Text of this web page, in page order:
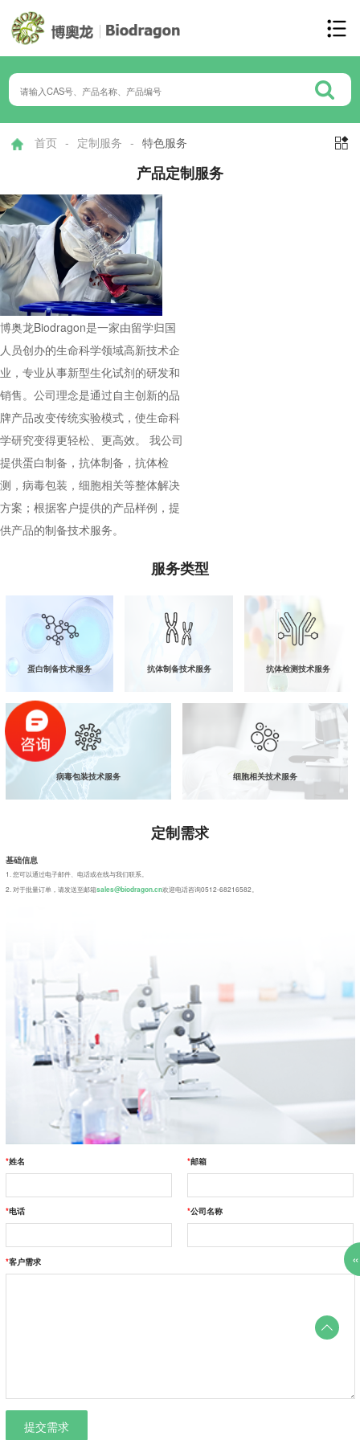
首页 - 定制服务 - 特色服务 
产品定制服务
博奥龙Biodragon是一家由留学归国
人员创办的生命科学领域高新技术企
业，专业从事新型生化试剂的研发和
销售。公司理念是通过自主创新的品
牌产品改变传统实验模式，使生命科
学研究变得更轻松、更高效。 我公司
提供蛋白制备，抗体制备，抗体检
测，病毒包装，细胞相关等整体解决
方案；根据客户提供的产品样例，提
供产品的制备技术服务。
服务类型
蛋白制备技术服务 抗体制备技术服务 抗体检测技术服务
病毒包装技术服务 细胞相关技术服务
定制需求
基础信息
1. 您可以通过电子邮件、电话或在线与我们联系。
2. 对于批量订单，请发送至邮箱sales@biodragon.cn欢迎电话咨询0512-68216582。
*姓名 *邮箱
*电话 *公司名称
*客户需求
提交需求
